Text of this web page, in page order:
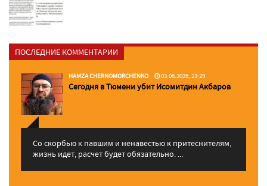
ПОСЛЕДНИЕ КОММЕНТАРИИ
HAMZA CHERNOMORCHENKO 03.06.2026, 23:29
Сегодня в Тюмени убит Исомитдин Акбаров
Со скорбью к павшим и ненавестью к притеснителям,
жизнь идет, расчет будет обязательно. ...